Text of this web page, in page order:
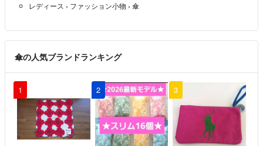
レディース › ファッション小物 › 傘
傘の人気ブランドランキング
1 2 3